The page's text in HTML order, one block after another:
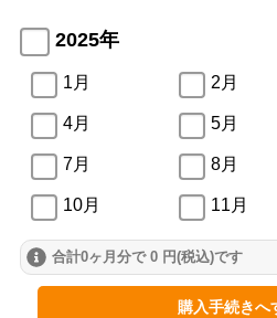
2025年
1月 2月
4月 5月
7月 8月
10月 11月
2024年
2月
合計0ヶ月分で 0 円(税込)です
購入手続きへ